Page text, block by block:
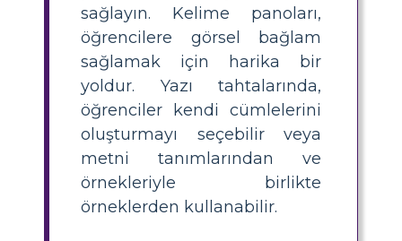
sağlayın. Kelime panoları,
öğrencilere görsel bağlam
sağlamak için harika bir
yoldur. Yazı tahtalarında,
öğrenciler kendi cümlelerini
oluşturmayı seçebilir veya
metni tanımlarından ve
örnekleriyle birlikte
örneklerden kullanabilir.